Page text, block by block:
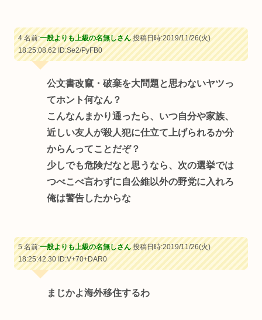
4 名前:一般よりも上級の名無しさん投稿日時:2019/11/26(火)
18:25:08.62ID:Se2/PyFB0
公文書改竄・破棄を大問題と思わないヤツっ
てホント何なん？
こんなんまかり通ったら、いつ自分や家族、
近しい友人が殺人犯に仕立て上げられるか分
からんってことだぞ？
少しでも危険だなと思うなら、次の選挙では
つべこべ言わずに自公維以外の野党に入れろ
俺は警告したからな
5 名前:一般よりも上級の名無しさん投稿日時:2019/11/26(火)
18:25:42.30ID:V+70+DAR0
まじかよ海外移住するわ